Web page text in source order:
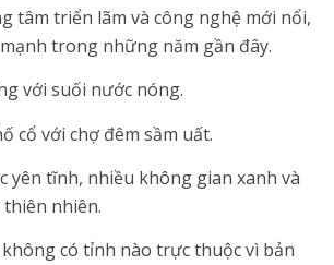
tâm triển lãm và công nghệ mới nổi,
trong những năm gần đây.
với suối nước nóng.
cổ với chợ đêm sầm uất.
yên tĩnh, nhiều không gian xanh và
nhiên.
có tỉnh nào trực thuộc vì bản